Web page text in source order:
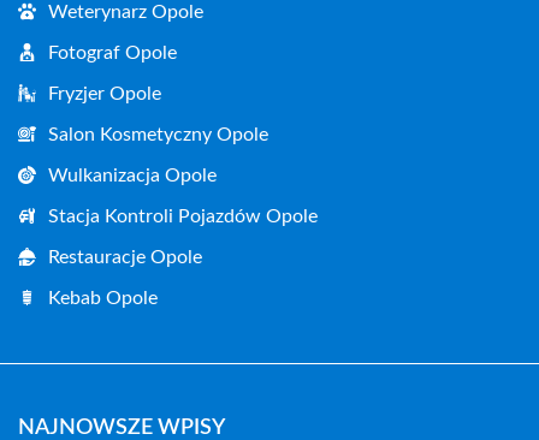
Weterynarz Opole
Fotograf Opole
Fryzjer Opole
Salon Kosmetyczny Opole
Wulkanizacja Opole
Stacja Kontroli Pojazdów Opole
Restauracje Opole
Kebab Opole
NAJNOWSZE WPISY